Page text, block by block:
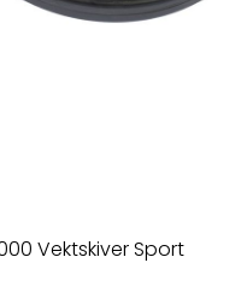
Vektskiver Sport